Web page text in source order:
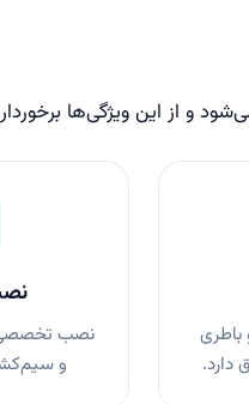
و از این ویژگی‌ها
دارد.
نصب
و